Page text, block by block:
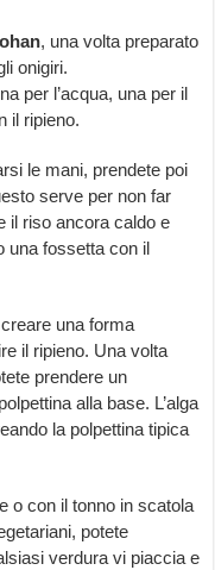
, una volta preparato
onigiri.
per l’acqua, una per il
il ripieno.
le mani, prendete poi
serve per non far
il riso ancora caldo e
una fossetta con il
una forma
il ripieno. Una volta
prendere un
alla base. L’alga
la polpettina tipica
o con il tonno in scatola
potete
verdura vi piaccia e